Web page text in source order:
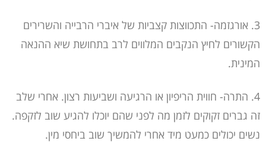
3. אורגזמה- התכווצות קצביות של איברי הרבייה והשרירים
הקשורים לחיץ הנקבים המלווים לרב בתחושת שיא ההנאה
המינית.
4. התרה- חווית הריפיון או הרגיעה ושביעות רצון. אחרי שלב
זה גברים זקוקים לזמן מה לפני שהם יוכלו להגיע שוב לזקפה.
נשים יכולים כמעט מיד אחרי להמשיך שוב ביחסי מין.